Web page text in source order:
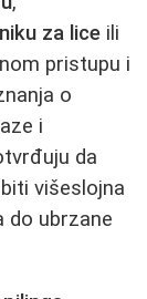
za lice ili
pristupu i
o
i
da
višeslojna
do ubrzane